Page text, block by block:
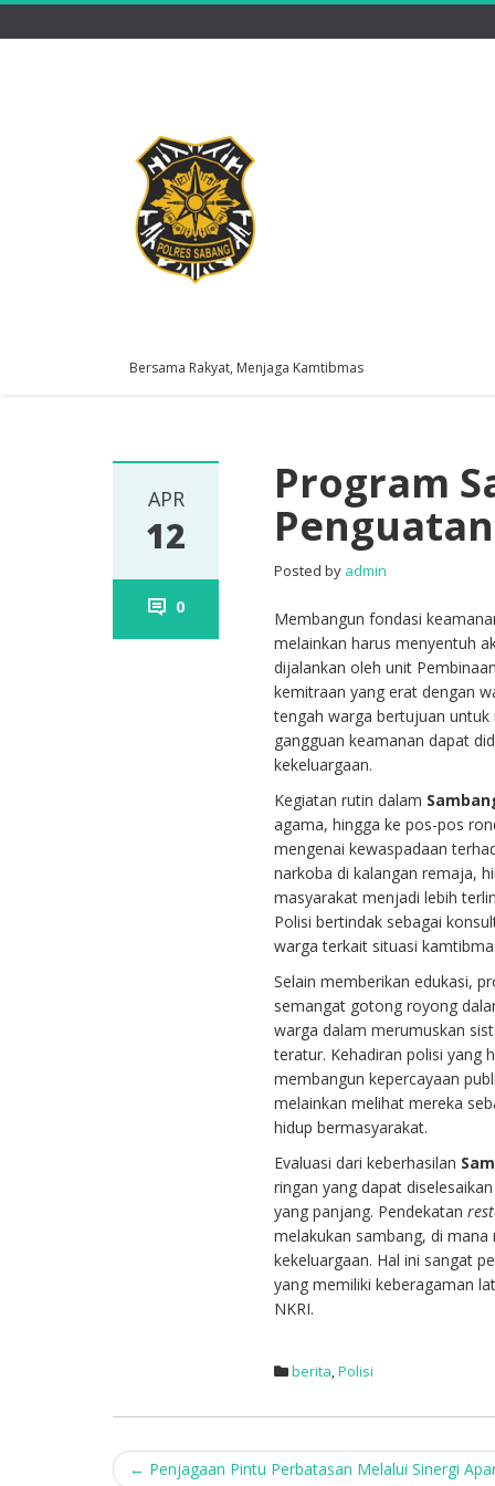
Bersama Rakyat, Menjaga Kamtibmas
APR
12
0
Program
Posted by admin
Membangun fondasi
melainkan harus menyentuh
dijalankan oleh unit
kemitraan yang erat dengan
tengah warga bertujuan
gangguan keamanan dapat
kekeluargaan.
Kegiatan rutin dalam
agama, hingga ke pos-pos
mengenai kewaspadaan
narkoba di kalangan remaja,
masyarakat menjadi lebih
Polisi bertindak sebagai
warga terkait situasi
Selain memberikan edukasi,
semangat gotong royong
warga dalam merumuskan
teratur. Kehadiran polisi yang
membangun kepercayaan
melainkan melihat mereka
hidup bermasyarakat.
Evaluasi dari keberhasilan
ringan yang dapat
yang panjang. Pendekatan
melakukan sambang, di
kekeluargaan. Hal ini sangat
yang memiliki keberagaman
NKRI.
berita,Polisi
Post
← Penjagaan Pintu Perbatasan Melalui Sinergi